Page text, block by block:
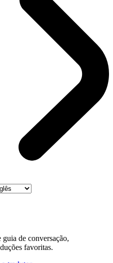
de conversação,
favoritas.